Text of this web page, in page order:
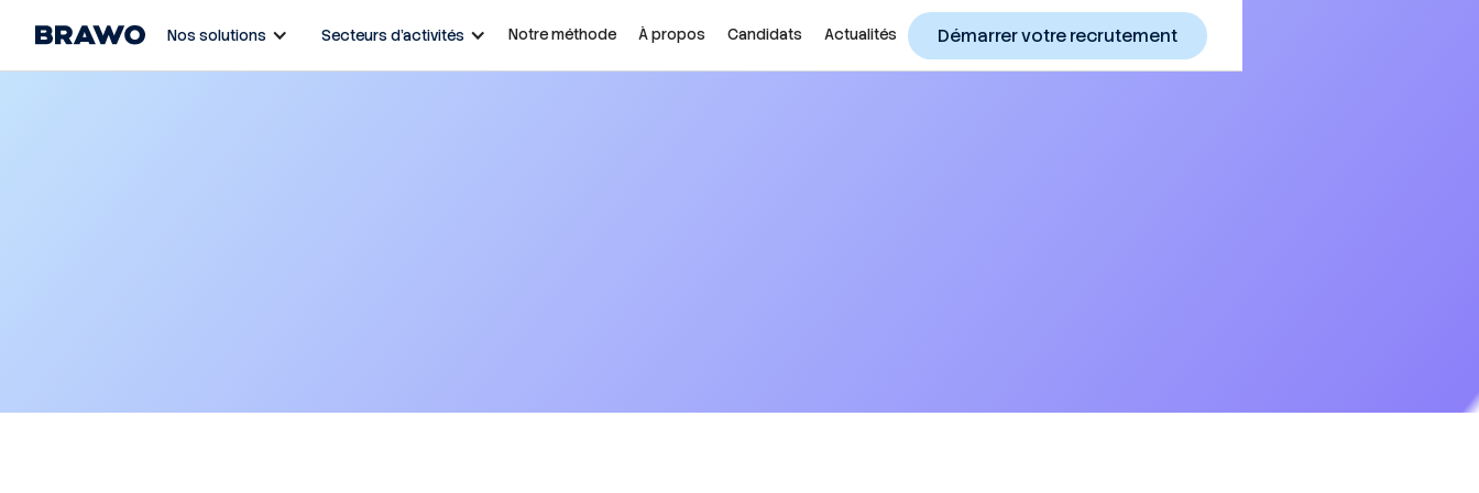
Nos solutions Secteurs d’activités Notre méthode À propos Candidats Actualités Démarrer votre recrutement